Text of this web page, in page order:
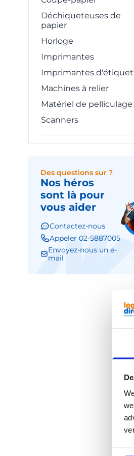
Déchiqueteuses de
papier
Horloge
Imprimantes
Imprimantes
Machines à relier
Matériel de pelliculage
Scanners
Des questions sur ?
Nos héros
sont là pour
vous aider
Contactez-nous
Appeler 02-5887005
Envoyez-nous un e-
mail